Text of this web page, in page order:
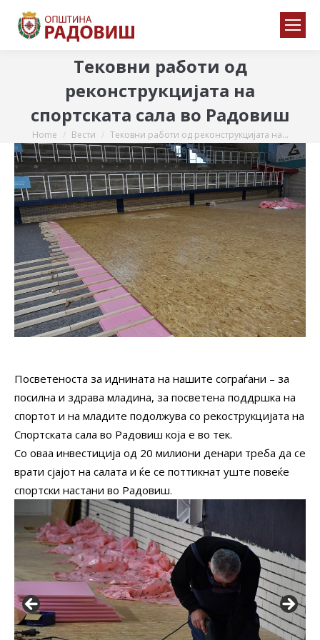
Тековни работи од
реконструкцијата на
спортската сала во Радовиш
You are here:
Home Вести Тековни работи од реконструкцијата на…
Посветеноста за иднината на нашите сограѓани – за
посилна и здрава младина, за посветена поддршка на
спортот и на младите подолжува со рекострукцијата на
Спортската сала во Радовиш која е во тек.
Со оваа инвестиција од 20 милиони денари треба да се
врати сјајот на салата и ќе се поттикнат уште повеќе
спортски настани во Радовиш.